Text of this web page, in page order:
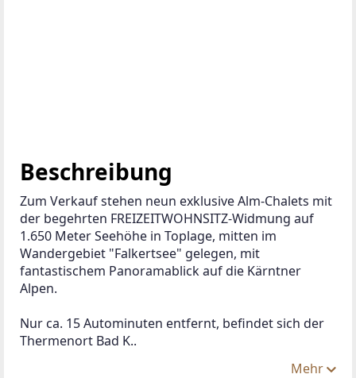
Beschreibung
Zum Verkauf stehen neun exklusive Alm-Chalets mit
der begehrten FREIZEITWOHNSITZ-Widmung auf
1.650 Meter Seehöhe in Toplage, mitten im
Wandergebiet "Falkertsee" gelegen, mit
fantastischem Panoramablick auf die Kärntner
Alpen.
Nur ca. 15 Autominuten entfernt, befindet sich der
Thermenort Bad K..
Mehr